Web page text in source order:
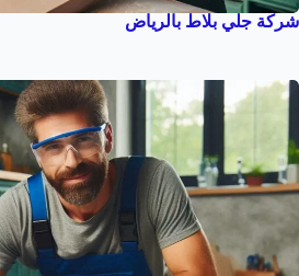
شركة جلي بلاط بالرياض‏‏